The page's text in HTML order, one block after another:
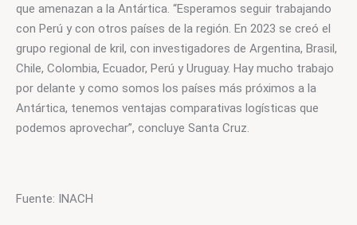
que amenazan a la Antártica. “​​Esperamos seguir trabajando
con Perú y con otros países de la región. En 2023 se creó el
grupo regional de kril, con investigadores de Argentina, Brasil,
Chile, Colombia, Ecuador, Perú y Uruguay. Hay mucho trabajo
por delante y como somos los países más próximos a la
Antártica, tenemos ventajas comparativas logísticas que
podemos aprovechar”, concluye Santa Cruz.
Fuente: INACH